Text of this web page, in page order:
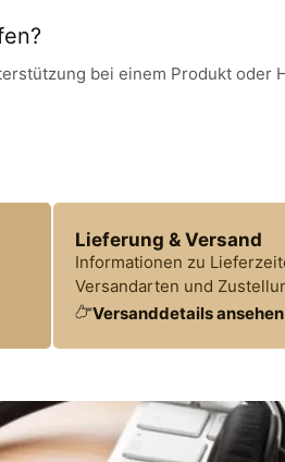
bei einem Produkt
Lieferung & Versand
Informationen zu
Versandarten und
Versanddetails ansehen